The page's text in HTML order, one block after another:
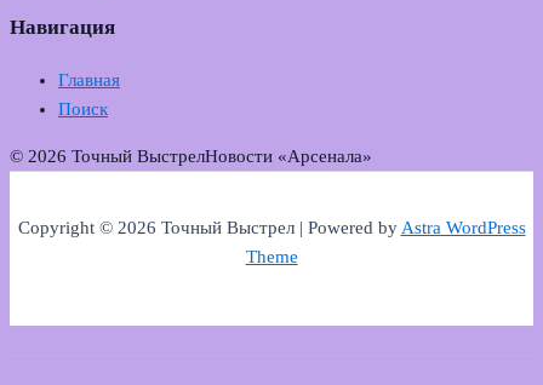
Навигация
Главная
Поиск
© 2026 Точный ВыстрелНовости «Арсенала»
Copyright © 2026 Точный Выстрел | Powered byAstra WordPress
Theme